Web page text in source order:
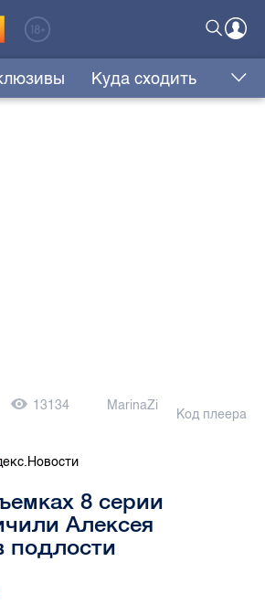
Куда сходить
13134 MarinaZi
Код плеера
8 серии
Алексея
подлости